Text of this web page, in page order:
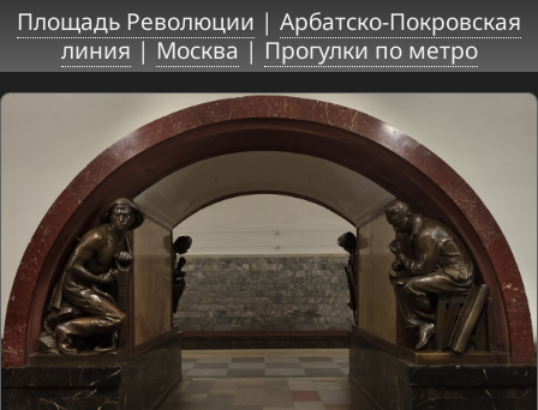
Площадь Революции | Арбатско-Покровская
линия|Москва| Прогулки по метро